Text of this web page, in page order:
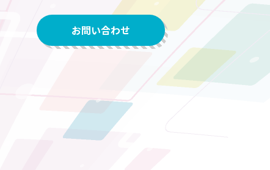
お問い合わせ